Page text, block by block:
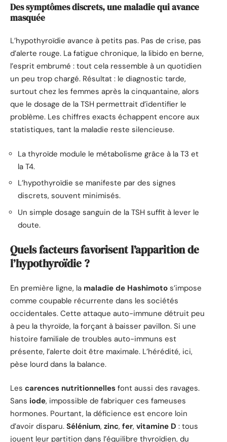
Des symptômes discrets, une maladie qui avance
masquée
L’hypothyroïdie avance à petits pas. Pas de crise, pas
d’alerte rouge. La fatigue chronique, la libido en berne,
l’esprit embrumé : tout cela ressemble à un quotidien
un peu trop chargé. Résultat : le diagnostic tarde,
surtout chez les femmes après la cinquantaine, alors
que le dosage de la TSH permettrait d’identifier le
problème. Les chiffres exacts échappent encore aux
statistiques, tant la maladie reste silencieuse.
La thyroïde module le métabolisme grâce à la T3 et
la T4.
L’hypothyroïdie se manifeste par des signes
discrets, souvent minimisés.
Un simple dosage sanguin de la TSH suffit à lever le
doute.
Quels facteurs favorisent l’apparition de
l’hypothyroïdie ?
En première ligne, la maladie de Hashimoto s’impose
comme coupable récurrente dans les sociétés
occidentales. Cette attaque auto-immune détruit peu
à peu la thyroïde, la forçant à baisser pavillon. Si une
histoire familiale de troubles auto-immuns est
présente, l’alerte doit être maximale. L’hérédité, ici,
pèse lourd dans la balance.
Les carences nutritionnelles font aussi des ravages.
Sans iode, impossible de fabriquer ces fameuses
hormones. Pourtant, la déficience est encore loin
d’avoir disparu. Sélénium, zinc, fer, vitamine D : tous
jouent leur partition dans l’équilibre thyroïdien, du